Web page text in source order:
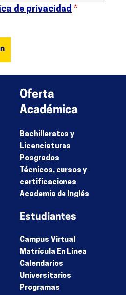
de privacidad *
Oferta
Académica
Bachilleratos y
Licenciaturas
Posgrados
Técnicos, cursos y
certificaciones
Academia de Inglés
Estudiantes
Campus Virtual
Matrícula En Línea
Calendarios
Universitarios
Programas